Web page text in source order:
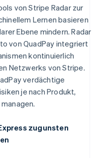
von Stripe Radar zur
Lernen basieren
Ebene mindern. Radar
von QuadPay integriert
kontinuierlich
Netzwerks von Stripe.
verdächtige
je nach Produkt,
zugunsten